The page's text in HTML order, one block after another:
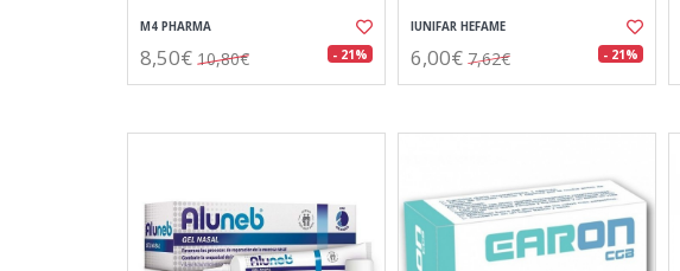
M4 PHARMA
8,50€ 10,80€ - 21%
IUNIFAR HEFAME
6,00€ 7,62€ - 21%